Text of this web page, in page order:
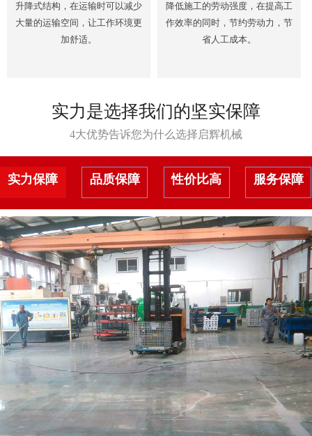
升降式结构，在运输时可以减少
大量的运输空间，让工作环境更
加舒适。
降低施工的劳动强度，在提高工
作效率的同时，节约劳动力，节
省人工成本。
实力是选择我们的坚实保障
4大优势告诉您为什么选择启辉机械
实力保障 品质保障 性价比高 服务保障